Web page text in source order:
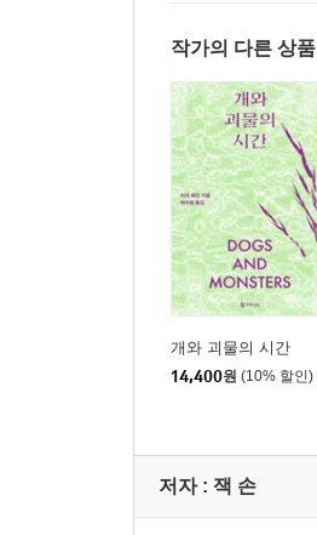
작가의 다른 상품
개와 괴물의 시간
14,400원 (10% 할인)
저자 : 잭 손